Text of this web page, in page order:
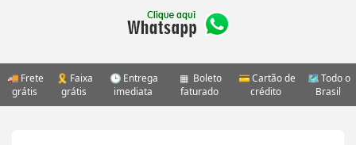
Frete
grátis
Faixa
grátis
Entrega
imediata
Boleto
faturado
Cartão de
crédito
Todo o
Brasil